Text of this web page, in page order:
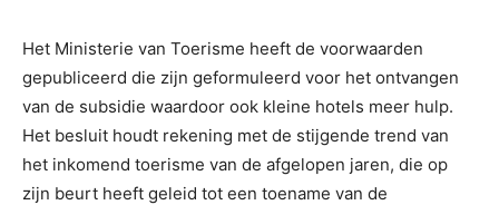
Het Ministerie van Toerisme heeft de voorwaarden
gepubliceerd die zijn geformuleerd voor het ontvangen
van de subsidie ​​waardoor ook kleine hotels meer hulp.
Het besluit houdt rekening met de stijgende trend van
het inkomend toerisme van de afgelopen jaren, die op
zijn beurt heeft geleid tot een toename van de